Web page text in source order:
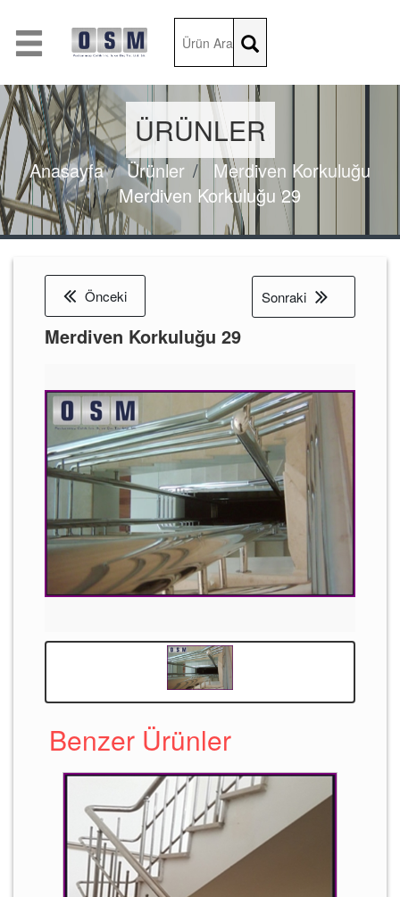
ÜRÜNLER
Anasayfa Ürünler
Merdiven Korkuluğu
Merdiven Korkuluğu 29
Önceki Sonraki
Merdiven Korkuluğu 29
Benzer Ürünler